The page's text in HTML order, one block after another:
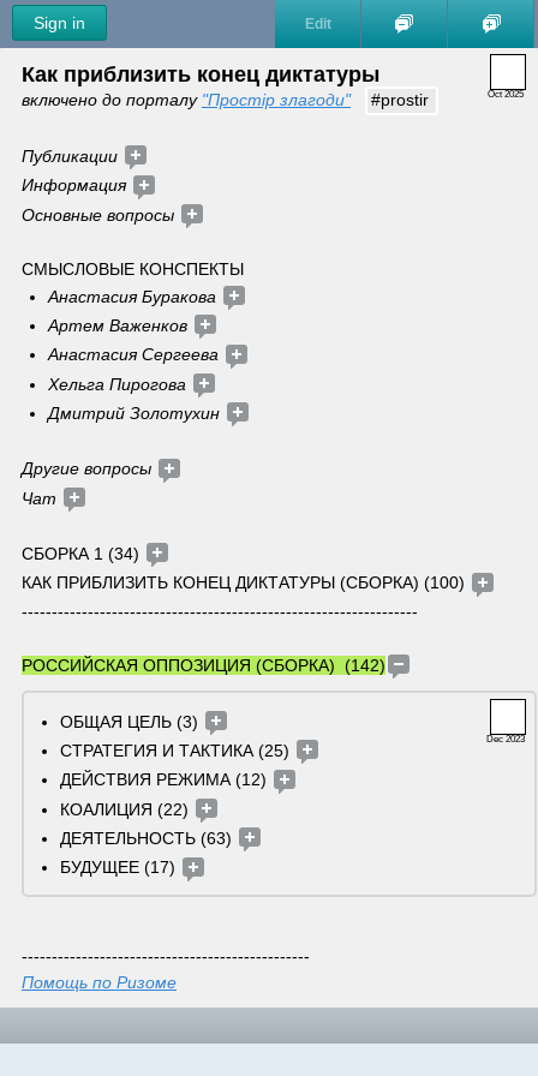
Sign in Edit
Oct 2025
Как приблизить конец диктатуры
включено до порталу "Простір злагоди" #prostir
Публикации
Информация
Основные вопросы
СМЫСЛОВЫЕ КОНСПЕКТЫ
Анастасия Буракова
Артем Важенков
Анастасия Сергеева
Хельга Пирогова
Дмитрий Золотухин
Другие вопросы
Чат
СБОРКА 1 (34)
КАК ПРИБЛИЗИТЬ КОНЕЦ ДИКТАТУРЫ (СБОРКА) (100)
------------------------------------------------------------------
РОССИЙСКАЯ ОППОЗИЦИЯ (СБОРКА)  (142)
Dec 2023
ОБЩАЯ ЦЕЛЬ (3)
СТРАТЕГИЯ И ТАКТИКА (25)
ДЕЙСТВИЯ РЕЖИМА (12)
КОАЛИЦИЯ (22)
ДЕЯТЕЛЬНОСТЬ (63)
БУДУЩЕЕ (17)
------------------------------------------------
Помощь по Ризоме